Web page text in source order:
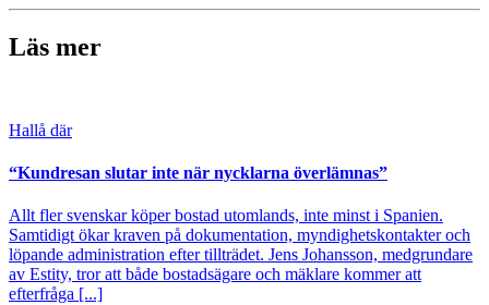
Läs mer
Hallå där
“Kundresan slutar inte när nycklarna överlämnas”
Allt fler svenskar köper bostad utomlands, inte minst i Spanien.
Samtidigt ökar kraven på dokumentation, myndighetskontakter och
löpande administration efter tillträdet. Jens Johansson, medgrundare
av Estity, tror att både bostadsägare och mäklare kommer att
efterfråga [...]